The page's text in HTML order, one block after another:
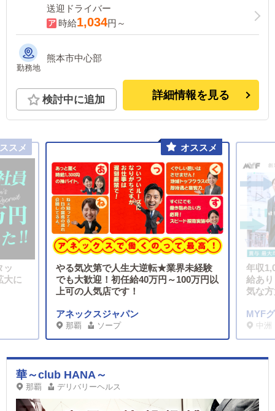
送迎ドライバー
時給1,034円～
勤務地
熊本市中心部
検討中に追加 詳細情報を見る
ッ
大に
やる気次第で人生大逆転★業界未経験
でも大歓迎！初任給40万円～100万円以
上可の人気店です！
アネックスジャパン
那覇 ソープ
年収
給あ
気な
MYF
中洲
華～club HANA～
那覇 デリバリーヘルス